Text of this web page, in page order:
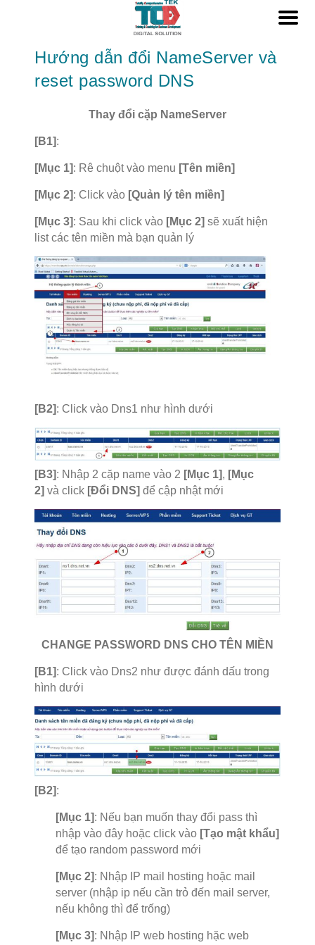
Hướng dẫn đổi NameServer và
reset password DNS
Thay đổi cặp NameServer
[B1]:
[Mục 1]: Rê chuột vào menu [Tên miền]
[Mục 2]: Click vào [Quản lý tên miền]
[Mục 3]: Sau khi click vào [Mục 2] sẽ xuất hiện
list các tên miền mà bạn quản lý
[B2]: Click vào Dns1 như hình dưới
[B3]: Nhập 2 cặp name vào 2 [Mục 1], [Mục
2] và click [Đổi DNS] để cập nhật mới
CHANGE PASSWORD DNS CHO TÊN MIỀN
[B1]: Click vào Dns2 như được đánh dấu trong
hình dưới
[B2]:
[Mục 1]: Nếu bạn muốn thay đổi pass thì
nhập vào đây hoặc click vào [Tạo mật khẩu]
để tạo random password mới
[Mục 2]: Nhập IP mail hosting hoặc mail
server (nhập ip nếu cần trỏ đến mail server,
nếu không thì để trống)
[Mục 3]: Nhập IP web hosting hặc web